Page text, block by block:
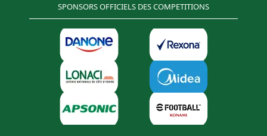
SPONSORS OFFICIELS DES COMPETITIONS